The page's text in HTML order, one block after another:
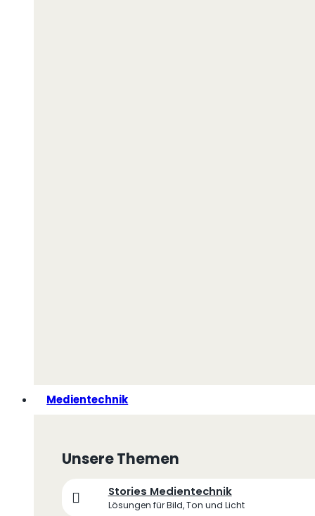
Medientechnik
Unsere Themen
Stories Medientechnik
Lösungen für Bild, Ton und Licht